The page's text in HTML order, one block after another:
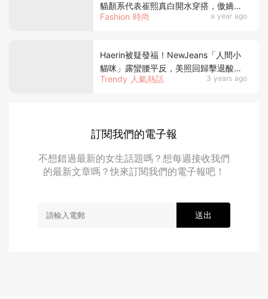
Fashion 時尚 a year ago
貓顏系代表崔熙真白開水穿搭，傲嬌貓
咪私下竟是隱藏穿搭達人！
Trendy 人氣熱話 3 years ago
Haerin被疑發福！NewJeans「人間小
貓咪」露蠻腰平反，美照回歸擊退酸
民！
訂閱我們的電子報
不想錯過最新的女生話題嗎？想每週接收我們
的最新文章嗎？快來訂閱我們的電子報吧！
送出